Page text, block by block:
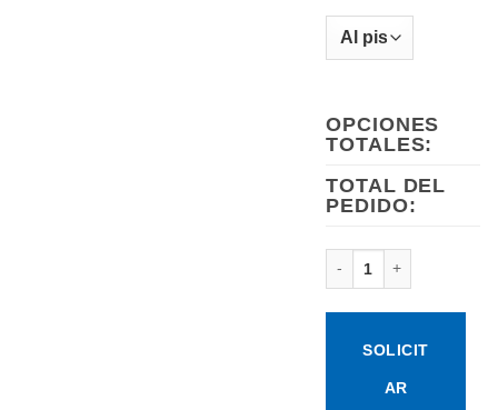
OPCIONES
TOTALES:
TOTAL DEL
PEDIDO:
SOLICIT
AR